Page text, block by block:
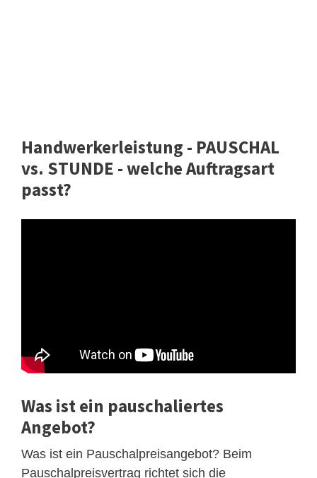
Handwerkerleistung - PAUSCHAL
vs. STUNDE - welche Auftragsart
passt?
Was ist ein pauschaliertes
Angebot?
Was ist ein Pauschalpreisangebot? Beim
Pauschalpreisvertrag richtet sich die